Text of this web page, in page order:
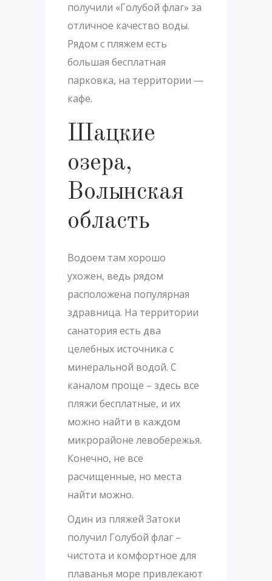
получили «Голубой флаг» за
отличное качество воды.
Рядом с пляжем есть
большая бесплатная
парковка, на территории ―
кафе.
Шацкие
озера,
Волынская
область
Водоем там хорошо
ухожен, ведь рядом
расположена популярная
здравница. На территории
санатория есть два
целебных источника с
минеральной водой. С
каналом проще – здесь все
пляжи бесплатные, и их
можно найти в каждом
микрорайоне левобережья.
Конечно, не все
расчищенные, но места
найти можно.
Один из пляжей Затоки
получил Голубой флаг –
чистота и комфортное для
плаванья море привлекают